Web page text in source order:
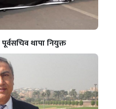
थापा नियुक्त